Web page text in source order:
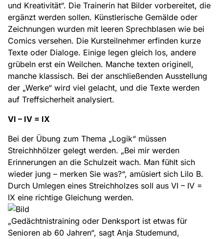
und Kreativität“. Die Trainerin hat Bilder vorbereitet, die
ergänzt werden sollen. Künstlerische Gemälde oder
Zeichnungen wurden mit leeren Sprechblasen wie bei
Comics versehen. Die Kursteilnehmer erfinden kurze
Texte oder Dialoge. Einige legen gleich los, andere
grübeln erst ein Weilchen. Manche texten originell,
manche klassisch. Bei der anschließenden Ausstellung
der „Werke“ wird viel gelacht, und die Texte werden
auf Treffsicherheit analysiert.
VI – IV = IX
Bei der Übung zum Thema „Logik“ müssen
Streichhhölzer gelegt werden. „Bei mir werden
Erinnerungen an die Schulzeit wach. Man fühlt sich
wieder jung – merken Sie was?“, amüsiert sich Lilo B.
Durch Umlegen eines Streichholzes soll aus VI – IV =
IX eine richtige Gleichung werden.
„Gedächtnistraining oder Denksport ist etwas für
Senioren ab 60 Jahren“, sagt Anja Studemund,